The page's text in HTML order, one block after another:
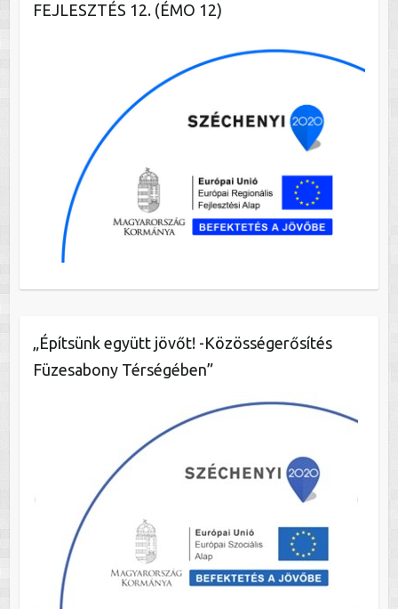
FEJLESZTÉS 12. (ÉMO 12)
„Építsünk együtt jövőt! -Közösségerősítés
Füzesabony Térségében”